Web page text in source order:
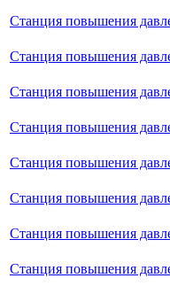
Станция повышения
Станция повышения
Станция повышения
Станция повышения
Станция повышения
Станция повышения
Станция повышения
Станция повышения